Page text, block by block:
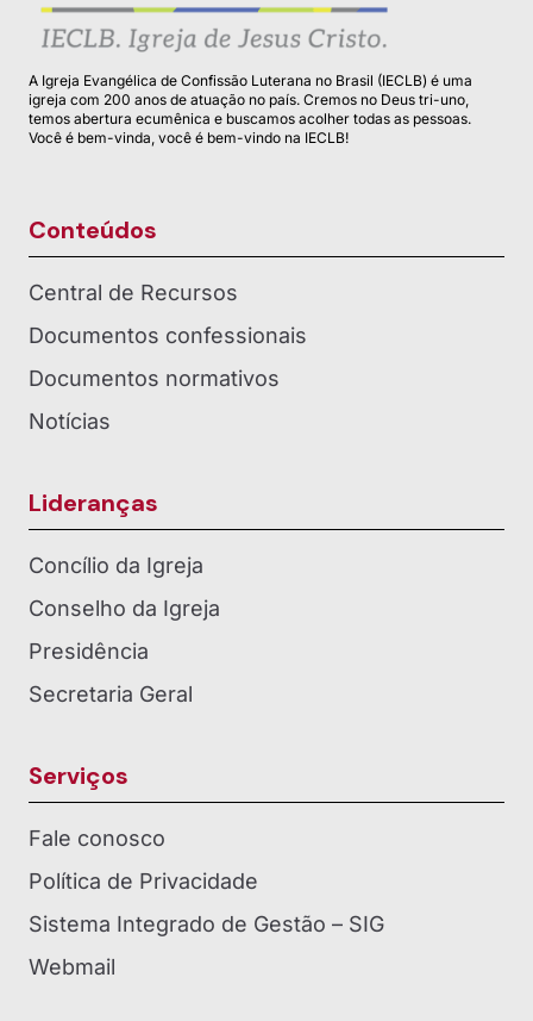
A Igreja Evangélica de Confissão Luterana no Brasil (IECLB) é uma
igreja com 200 anos de atuação no país. Cremos no Deus tri-uno,
temos abertura ecumênica e buscamos acolher todas as pessoas.
Você é bem-vinda, você é bem-vindo na IECLB!
Conteúdos
Central de Recursos
Documentos confessionais
Documentos normativos
Notícias
Lideranças
Concílio da Igreja
Conselho da Igreja
Presidência
Secretaria Geral
Serviços
Fale conosco
Política de Privacidade
Sistema Integrado de Gestão – SIG
Webmail